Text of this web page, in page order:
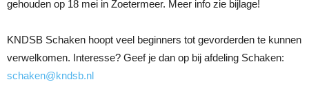
gehouden op 18 mei in Zoetermeer. Meer info zie bijlage!
KNDSB Schaken hoopt veel beginners tot gevorderden te kunnen
verwelkomen. Interesse? Geef je dan op bij afdeling Schaken:
schaken@kndsb.nl